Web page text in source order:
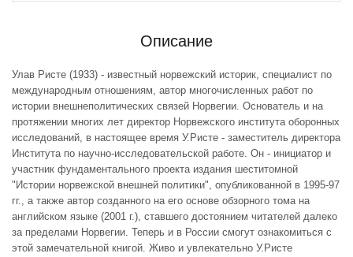
Описание
Улав Ристе (1933) - известный норвежский историк, специалист по
международным отношениям, автор многочисленных работ по
истории внешнеполитических связей Норвегии. Основатель и на
протяжении многих лет директор Норвежского института оборонных
исследований, в настоящее время У.Ристе - заместитель директора
Института по научно-исследовательской работе. Он - инициатор и
участник фундаментального проекта издания шеститомной
"Истории норвежской внешней политики", опубликованной в 1995-97
гг., а также автор созданного на его основе обзорного тома на
английском языке (2001 г.), ставшего достоянием читателей далеко
за пределами Норвегии. Теперь и в России смогут ознакомиться с
этой замечательной книгой. Живо и увлекательно У.Ристе